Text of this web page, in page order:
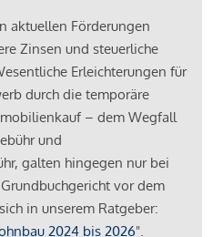
aktuellen Förderungen
Zinsen und steuerliche
Erleichterungen für
durch die temporäre
– dem Wegfall
und
galten hingegen nur bei
vor dem
in unserem Ratgeber:
2024 bis 2026".